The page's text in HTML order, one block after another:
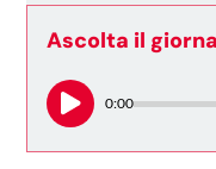
Ascolta il
0:00